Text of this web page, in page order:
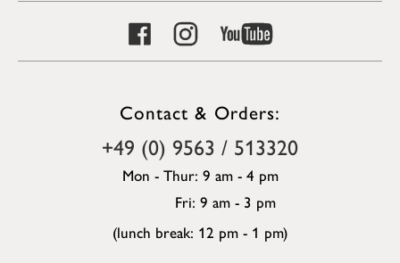
Contact & Orders:
+49 (0) 9563 / 513320
Mon - Thur: 9 am - 4 pm
Fri: 9 am - 3 pm
(lunch break: 12 pm - 1 pm)